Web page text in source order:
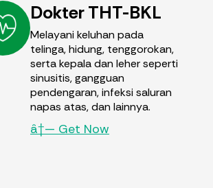
Dokter THT-BKL
Melayani keluhan pada
telinga, hidung, tenggorokan,
serta kepala dan leher seperti
sinusitis, gangguan
pendengaran, infeksi saluran
napas atas, dan lainnya.
â†— Get Now